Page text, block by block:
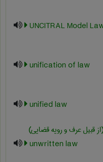
UNCITRAL Model
unification of law
unified law
قبیل عرف و رویه قضایی)
unwritten law